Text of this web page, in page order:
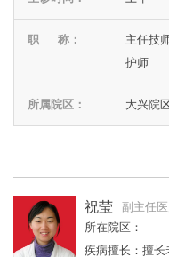
职 称： 主任技
护师
所属院区： 大兴院
祝莹
副主任
所在院区：